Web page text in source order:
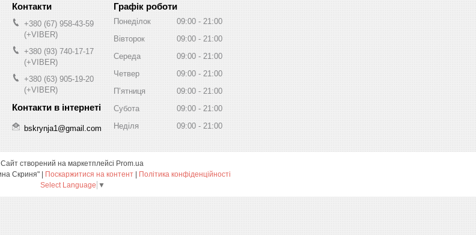
+380 (67) 958-43-59
(+VIBER)
+380 (93) 740-17-17
(+VIBER)
+380 (63) 905-19-20
(+VIBER)
bskrynja1@gmail.com
Графік роботи
Понеділок 09:00
21:00
Вівторок
09:00
21:00
Середа
09:00
21:00
Четвер
09:00
21:00
Пʼятниця
09:00
21:00
Субота
09:00
21:00
Неділя
09:00 21:00
Сайт створений на маркетплейсі Prom.ua
Інтернет магазин "Бабусина Скриня" | Поскаржитися на контент | Політика конфіденційності
Select Language ▼